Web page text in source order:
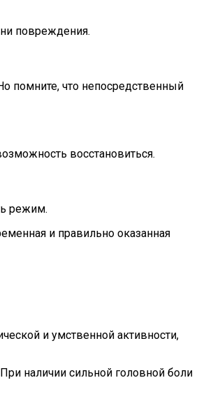
повреждения.
помните, что непосредственный
восстановиться.
режим.
и правильно оказанная
и умственной активности,
наличии сильной головной боли